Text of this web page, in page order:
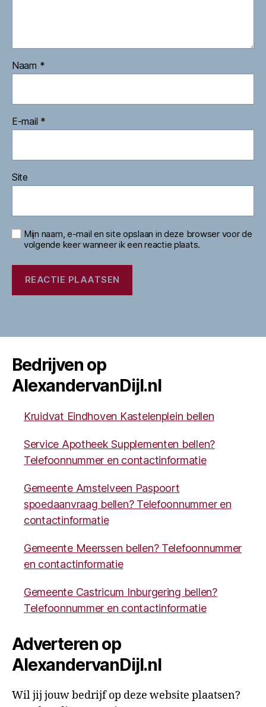
Naam *
E-mail *
Site
Mijn naam, e-mail en site opslaan in deze browser voor de
volgende keer wanneer ik een reactie plaats.
Bedrijven op
AlexandervanDijl.nl
Kruidvat Eindhoven Kastelenplein bellen
Service Apotheek Supplementen bellen?
Telefoonnummer en contactinformatie
Gemeente Amstelveen Paspoort
spoedaanvraag bellen? Telefoonnummer en
contactinformatie
Gemeente Meerssen bellen? Telefoonnummer
en contactinformatie
Gemeente Castricum Inburgering bellen?
Telefoonnummer en contactinformatie
Adverteren op
AlexandervanDijl.nl
Wil jij jouw bedrijf op deze website plaatsen?